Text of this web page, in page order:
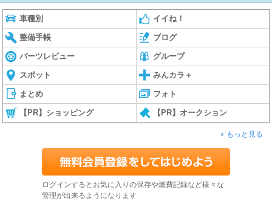
車種別 イイね！
整備手帳 ブログ
パーツレビュー グループ
スポット みんカラ＋
まとめ フォト
【PR】ショッピング 【PR】オークション
もっと見る
ログインするとお気に入りの保存や燃費記録など様々な
管理が出来るようになります